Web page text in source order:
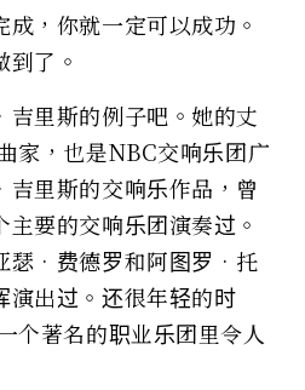
，你就一定可以成功。
了。
里斯的例子吧。她的丈
家，也是NBC交响乐团广
里斯的交响乐作品，曾
要的交响乐团演奏过。
瑟•费德罗和阿图罗•托
演出过。还很年轻的时
个著名的职业乐团里令人